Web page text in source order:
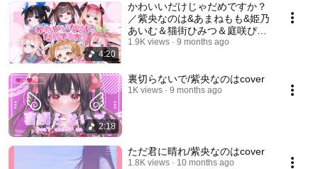
4:20
かわいいだけじゃだめですか？
／紫央なのは&あまねもも&姫乃
あいむ＆猫街ひみつ＆庭咲ぴよ
＆魔城ひなの
1.9K views 9 months ago
2:18
裏切らないで/紫央なのはcover
1K views 9 months ago
ただ君に晴れ/紫央なのはcover
1.8K views 10 months ago